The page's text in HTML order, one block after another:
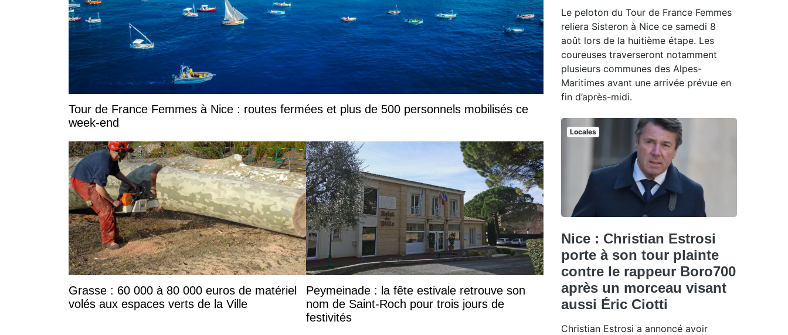
Tour de France Femmes à Nice : routes fermées et plus de 500 personnels mobilisés ce
week-end
Grasse : 60 000 à 80 000 euros de matériel
volés aux espaces verts de la Ville
Peymeinade : la fête estivale retrouve son
nom de Saint-Roch pour trois jours de
festivités
Le peloton du Tour de France Femmes
reliera Sisteron à Nice ce samedi 8
août lors de la huitième étape. Les
coureuses traverseront notamment
plusieurs communes des Alpes-
Maritimes avant une arrivée prévue en
fin d’après-midi.
Locales
Nice : Christian Estrosi
porte à son tour plainte
contre le rappeur Boro700
après un morceau visant
aussi Éric Ciotti
Christian Estrosi a annoncé avoir